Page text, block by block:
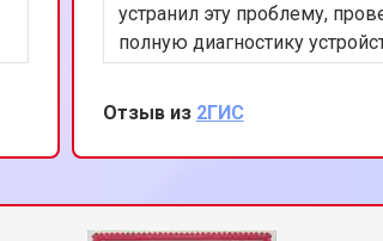
устранил эту проблему,
полную диагностику
предотвратив возможные
неисправности. Благодарна за
быстрый и качественный
также за внимательное
Отзыв из 2ГИС